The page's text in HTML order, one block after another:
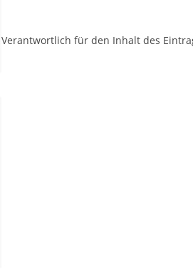
Verantwortlich für den Inhalt des